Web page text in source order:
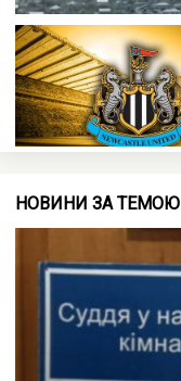
НОВИНИ ЗА ТЕМОЮ